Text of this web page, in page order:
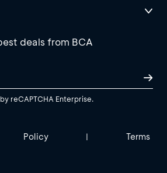
deals from BCA
reCAPTCHA Enterprise.
Policy | Terms